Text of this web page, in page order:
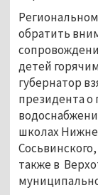
обратить
детей
губернатор
президента
школах
также в